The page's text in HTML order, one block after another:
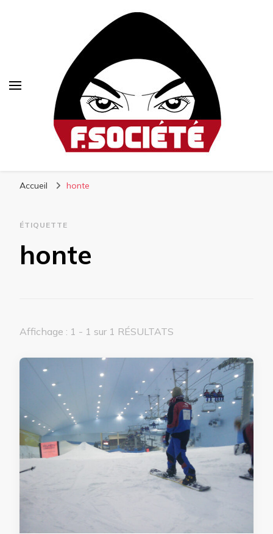
Accueil honte
ÉTIQUETTE
honte
Affichage : 1 - 1 sur 1 RÉSULTATS